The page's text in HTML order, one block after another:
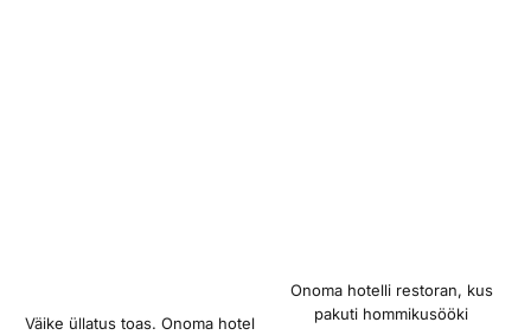
Väike üllatus toas. Onoma hotel
Onoma hotelli restoran, kus
pakuti hommikusööki